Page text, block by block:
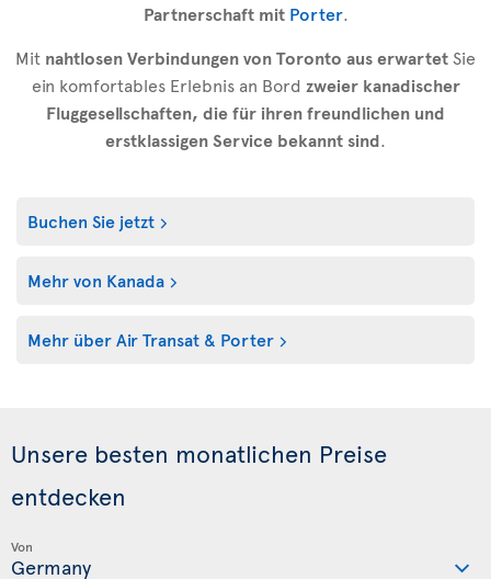
Partnerschaft mit Porter.
Mit nahtlosen Verbindungen von Toronto aus erwartetSie
ein komfortables Erlebnis an Bord zweier kanadischer
Fluggesellschaften, die für ihren freundlichen und
erstklassigen Service bekannt sind.
Buchen Sie jetzt
Mehr von Kanada
Mehr über Air Transat & Porter
Unsere besten monatlichen Preise
entdecken
Von